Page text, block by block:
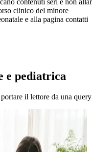
clinico del minore
e alla pagina contatti
e pediatrica
il lettore da una